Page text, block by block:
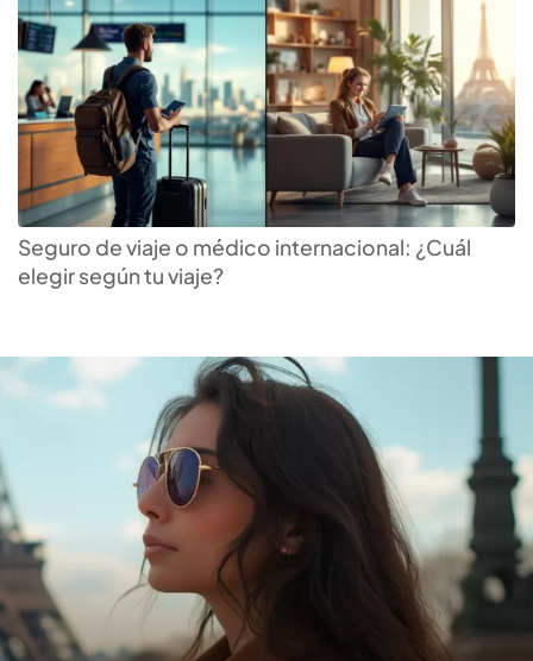
Seguro de viaje o médico internacional: ¿Cuál
elegir según tu viaje?
Descubre elseguro de
viajeideal para ti